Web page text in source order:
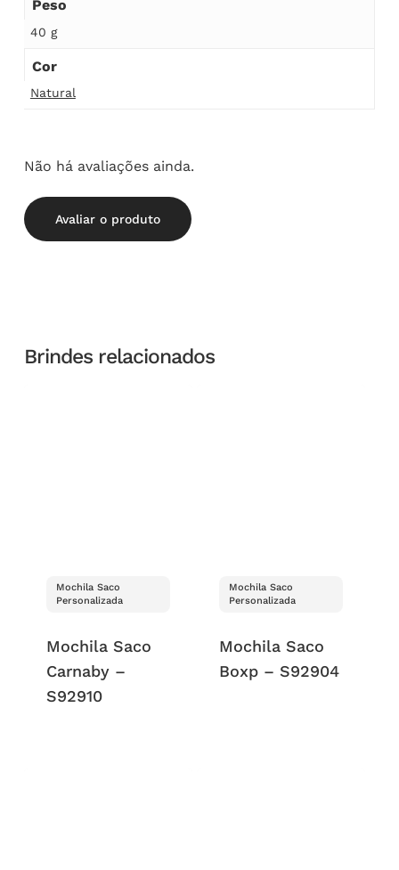
Peso
40 g
Cor
Natural
Não há avaliações ainda.
Avaliar o produto
Brindes relacionados
Mochila Saco
Personalizada
Mochila Saco
Carnaby –
S92910
Mochila Saco
Personalizada
Mochila Saco
Boxp – S92904